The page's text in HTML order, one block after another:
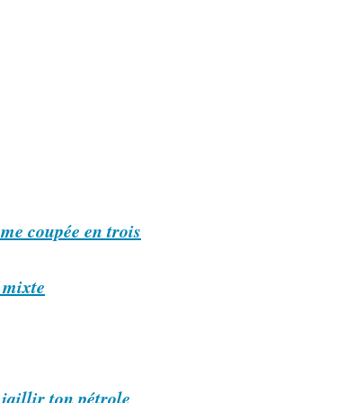
coupée en trois
jaillir ton pétrole